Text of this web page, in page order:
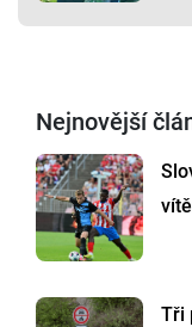
Nejnovější
Tři